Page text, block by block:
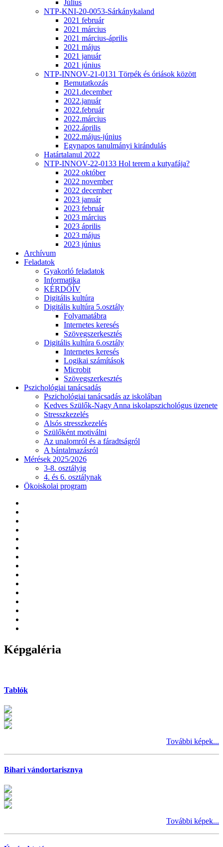
Július
NTP-KNI-20-0053-Sárkánykaland
2021 február
2021 március
2021 március-április
2021 május
2021 január
2021 június
NTP-INNOV-21-0131 Törpék és óriások között
Bemutatkozás
2021.december
2022.január
2022.február
2022.március
2022.április
2022.május-június
Egynapos tanulmányi kirándulás
Határtalanul 2022
NTP-INNOV-22-0133 Hol terem a kutyafája?
2022 október
2022 november
2022 december
2023 január
2023 február
2023 március
2023 április
2023 május
2023 június
Archívum
Feladatok
Gyakorló feladatok
Informatika
KÉRDŐÍV
Digitális kultúra
Digitális kultúra 5.osztály
Folyamatábra
Internetes keresés
Szövegszerkesztés
Digitális kultúra 6.osztály
Internetes keresés
Logikai számítások
Microbit
Szövegszerkesztés
Pszichológiai tanácsadás
Pszichológiai tanácsadás az iskolában
Kedves Szülők-Nagy Anna iskolapszichológus üzenete
Stresszkezelés
Alsós stresszkezelés
Szülőként motiválni
Az unalomról és a fáradtságról
A bántalmazásról
Mérések 2025/2026
3-8. osztályig
4. és 6. osztálynak
Ökoiskolai program
Képgaléria
Tablók
További képek...
Bihari vándortarisznya
További képek...